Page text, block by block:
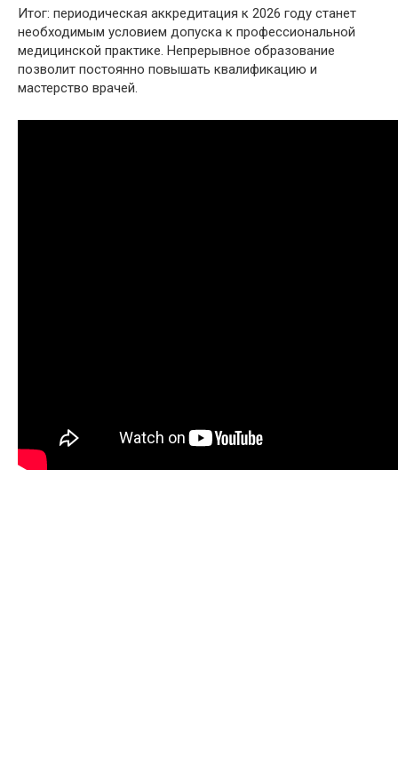
Итог: периодическая аккредитация к 2026 году станет
необходимым условием допуска к профессиональной
медицинской практике. Непрерывное образование
позволит постоянно повышать квалификацию и
мастерство врачей.